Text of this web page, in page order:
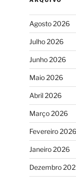
Agosto 2026
Julho 2026
Junho 2026
Maio 2026
Abril 2026
Março 2026
Fevereiro 2026
Janeiro 2026
Dezembro